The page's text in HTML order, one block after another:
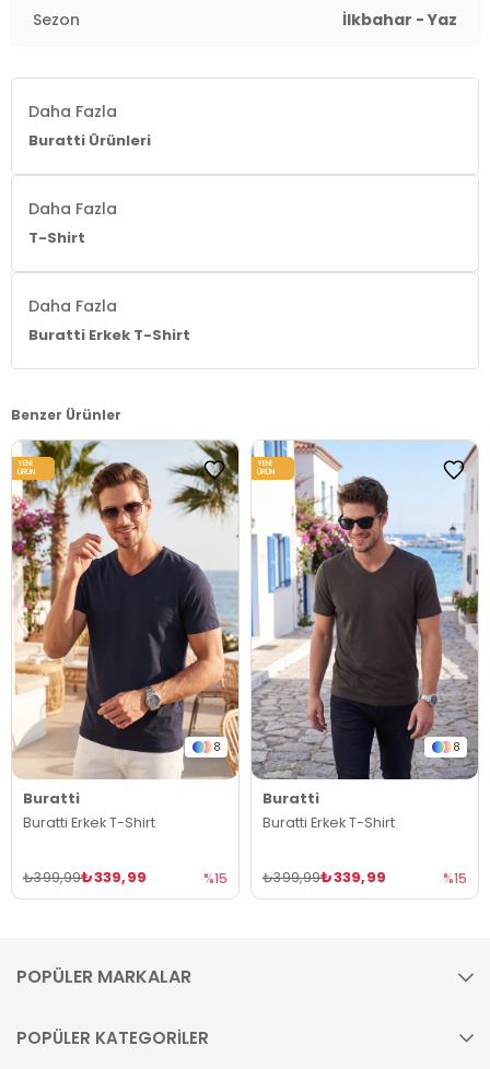
Sezon İlkbahar - Yaz
Daha Fazla
Buratti Ürünleri
Daha Fazla
T-Shirt
Daha Fazla
Buratti Erkek T-Shirt
Benzer Ürünler
8
Buratti
Buratti Erkek T-Shirt
₺339,99
₺399,99 %15
YENI
ÜRÜN
8
Buratti
Buratti Erkek T-Shirt
₺339,99
₺399,99 %15
YENI
ÜRÜN
POPÜLER MARKALAR
POPÜLER KATEGORİLER